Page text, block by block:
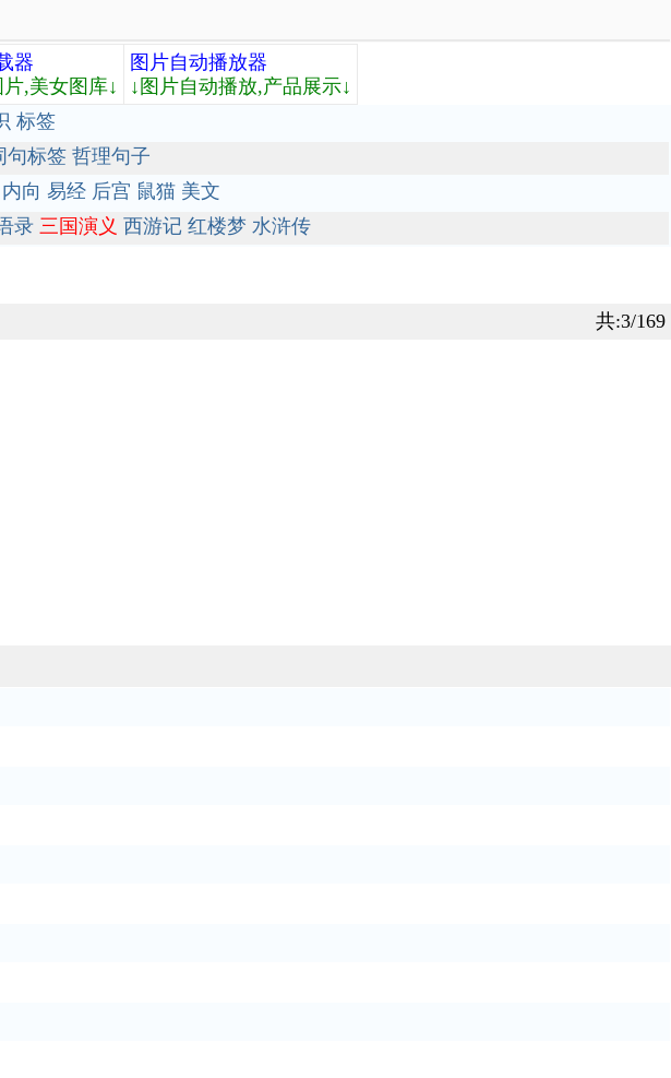
器
,美女图库↓
图片自动播放器
↓图片自动播放,产品展示↓
标签
句标签 哲理句子
内向 易经 后宫 鼠猫 美文
录 三国演义 西游记 红楼梦 水浒传
共:3/169